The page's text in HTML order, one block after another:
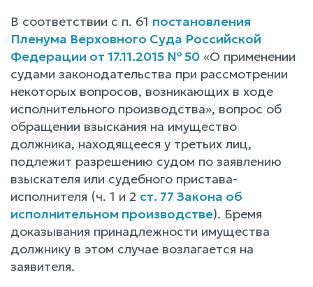
В соответствии с п. 61 постановления
Пленума Верховного Суда Российской
Федерации от 17.11.2015 № 50 «О применении
судами законодательства при рассмотрении
некоторых вопросов, возникающих в ходе
исполнительного производства», вопрос об
обращении взыскания на имущество
должника, находящееся у третьих лиц,
подлежит разрешению судом по заявлению
взыскателя или судебного пристава-
исполнителя (ч. 1 и 2 ст. 77 Закона об
исполнительном производстве). Бремя
доказывания принадлежности имущества
должнику в этом случае возлагается на
заявителя.